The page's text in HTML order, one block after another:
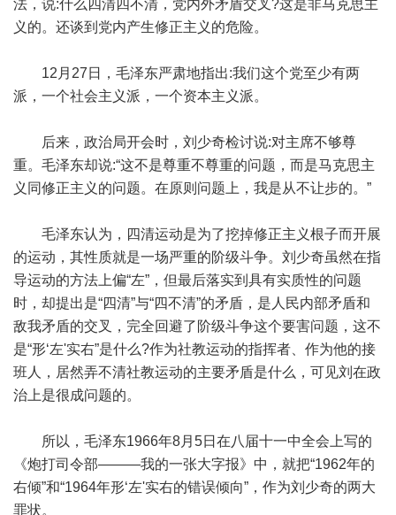
法，说:什么四清四不清，党内外矛盾交叉?这是非马克思主
义的。还谈到党内产生修正主义的危险。
12月27日，毛泽东严肃地指出:我们这个党至少有两
派，一个社会主义派，一个资本主义派。
后来，政治局开会时，刘少奇检讨说:对主席不够尊
重。毛泽东却说:“这不是尊重不尊重的问题，而是马克思主
义同修正主义的问题。在原则问题上，我是从不让步的。”
毛泽东认为，四清运动是为了挖掉修正主义根子而开展
的运动，其性质就是一场严重的阶级斗争。刘少奇虽然在指
导运动的方法上偏“左”，但最后落实到具有实质性的问题
时，却提出是“四清”与“四不清”的矛盾，是人民内部矛盾和
敌我矛盾的交叉，完全回避了阶级斗争这个要害问题，这不
是“形‘左'实右”是什么?作为社教运动的指挥者、作为他的接
班人，居然弄不清社教运动的主要矛盾是什么，可见刘在政
治上是很成问题的。
所以，毛泽东1966年8月5日在八届十一中全会上写的
《炮打司令部———我的一张大字报》中，就把“1962年的
右倾”和“1964年形‘左'实右的错误倾向”，作为刘少奇的两大
罪状。